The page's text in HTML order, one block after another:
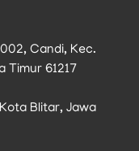
Candi, Kec.
Timur 61217
Blitar, Jawa